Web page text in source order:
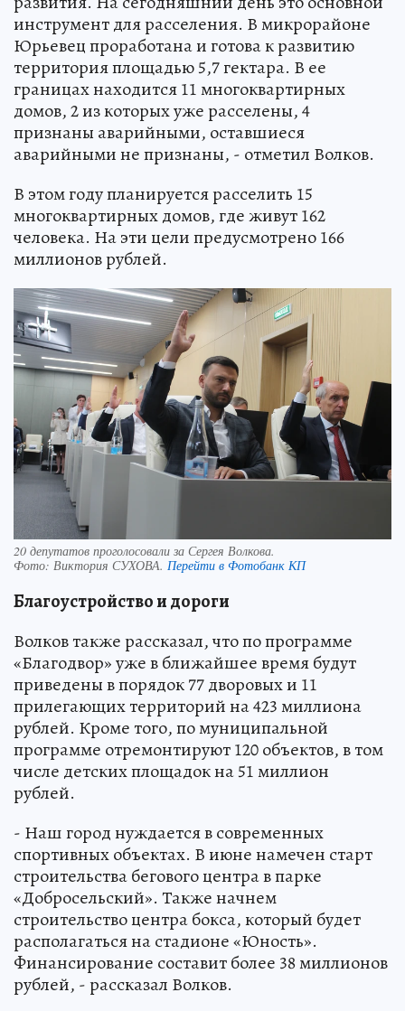
инструмент для расселения. В микрорайоне
Юрьевец проработана и готова к развитию
территория площадью 5,7 гектара. В ее
границах находится 11 многоквартирных
домов, 2 из которых уже расселены, 4
признаны аварийными, оставшиеся
аварийными не признаны, - отметил Волков.
В этом году планируется расселить 15
многоквартирных домов, где живут 162
человека. На эти цели предусмотрено 166
миллионов рублей.
20 депутатов проголосовали за Сергея Волкова.
Фото: Виктория СУХОВА. Перейти в Фотобанк КП
Благоустройство и дороги
Волков также рассказал, что по программе
«Благодвор» уже в ближайшее время будут
приведены в порядок 77 дворовых и 11
прилегающих территорий на 423 миллиона
рублей. Кроме того, по муниципальной
программе отремонтируют 120 объектов, в том
числе детских площадок на 51 миллион
рублей.
- Наш город нуждается в современных
спортивных объектах. В июне намечен старт
строительства бегового центра в парке
«Добросельский». Также начнем
строительство центра бокса, который будет
располагаться на стадионе «Юность».
Финансирование составит более 38 миллионов
рублей, - рассказал Волков.